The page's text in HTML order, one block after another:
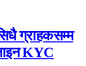
ग्राहकसम्म
KYC